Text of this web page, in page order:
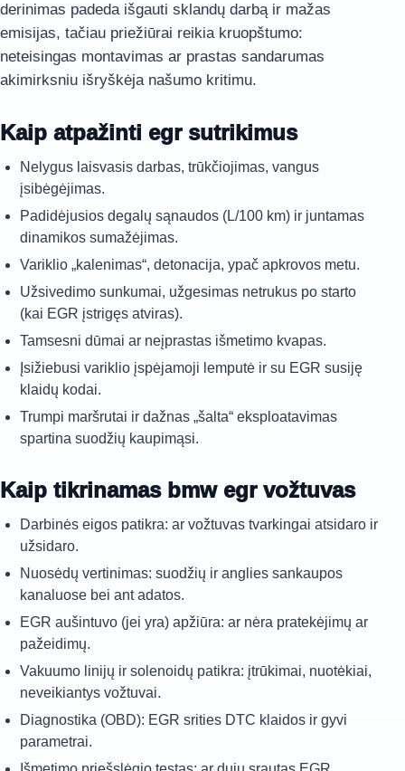
derinimas padeda išgauti sklandų darbą ir mažas
emisijas, tačiau priežiūrai reikia kruopštumo:
neteisingas montavimas ar prastas sandarumas
akimirksniu išryškėja našumo kritimu.
Kaip atpažinti egr sutrikimus
Nelygus laisvasis darbas, trūkčiojimas, vangus
įsibėgėjimas.
Padidėjusios degalų sąnaudos (L/100 km) ir juntamas
dinamikos sumažėjimas.
Variklio „kalenimas“, detonacija, ypač apkrovos metu.
Užsivedimo sunkumai, užgesimas netrukus po starto
(kai EGR įstrigęs atviras).
Tamsesni dūmai ar neįprastas išmetimo kvapas.
Įsižiebusi variklio įspėjamoji lemputė ir su EGR susiję
klaidų kodai.
Trumpi maršrutai ir dažnas „šalta“ eksploatavimas
spartina suodžių kaupimąsi.
Kaip tikrinamas bmw egr vožtuvas
Darbinės eigos patikra: ar vožtuvas tvarkingai atsidaro ir
užsidaro.
Nuosėdų vertinimas: suodžių ir anglies sankaupos
kanaluose bei ant adatos.
EGR aušintuvo (jei yra) apžiūra: ar nėra pratekėjimų ar
pažeidimų.
Vakuumo linijų ir solenoidų patikra: įtrūkimai, nuotėkiai,
neveikiantys vožtuvai.
Diagnostika (OBD): EGR srities DTC klaidos ir gyvi
parametrai.